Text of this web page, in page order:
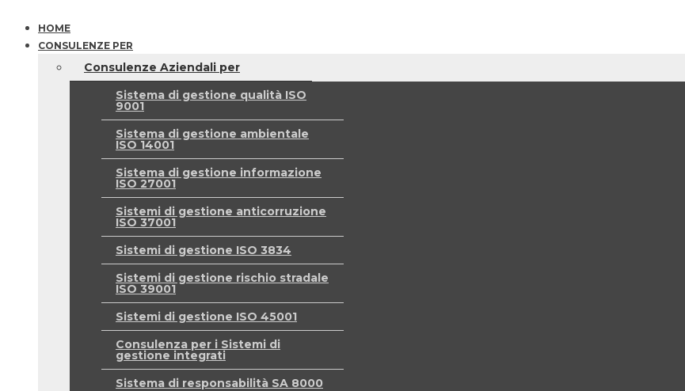
HOME
CONSULENZE PER
Consulenze Aziendali per
Sistema di gestione qualità ISO
9001
Sistema di gestione ambientale
ISO 14001
Sistema di gestione informazione
ISO 27001
Sistemi di gestione anticorruzione
ISO 37001
Sistemi di gestione ISO 3834
Sistemi di gestione rischio stradale
ISO 39001
Sistemi di gestione ISO 45001
Consulenza per i Sistemi di
gestione integrati
Sistema di responsabilità SA 8000